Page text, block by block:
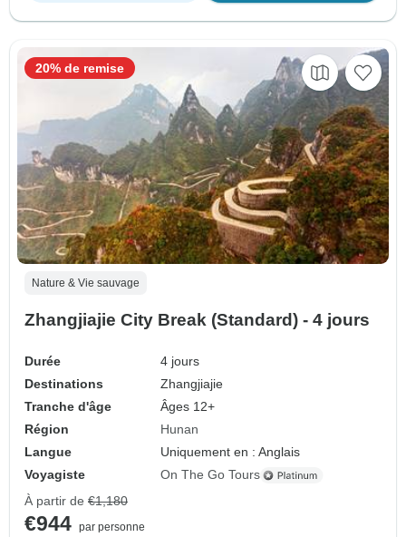
Nature & Vie sauvage
Zhangjiajie City Break (Standard) - 4 jours
Durée
4 jours
Destinations
Zhangjiajie
Tranche d'âge
Âges 12+
Région
Hunan
Langue
Uniquement en : Anglais
Voyagiste
On The Go Tours
20% de remise
À partir de €1,180
€944 par personne